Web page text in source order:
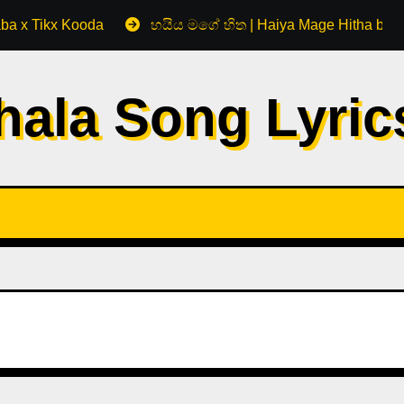
x Tikx Kooda හයිය මගේ හිත | Haiya Mage Hitha by
Song